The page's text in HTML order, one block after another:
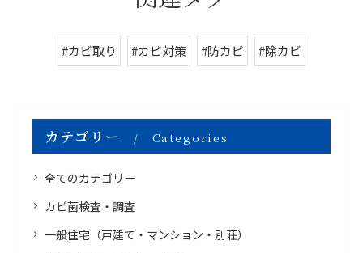
#カビ取り #カビ対策 #防カビ #除カビ
カテゴリー Categories
全てのカテゴリー
カビ菌検査・調査
一般住宅（戸建て・マンション・別荘）